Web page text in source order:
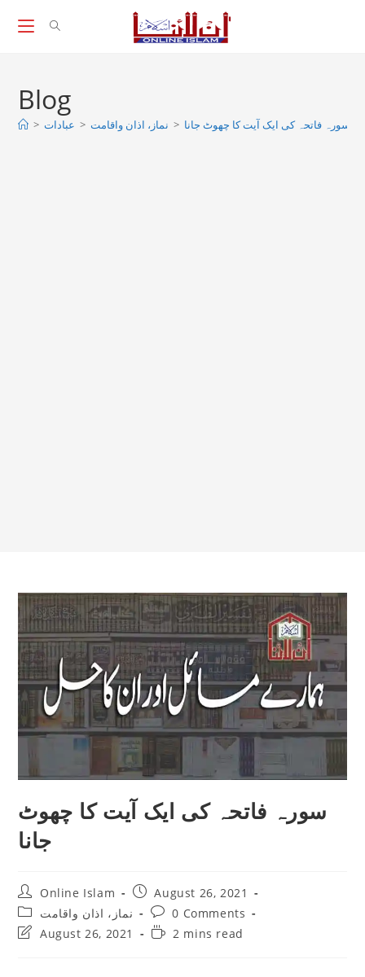
Blog
> عبادات > نماز، اذان واقامت > سورہ فاتحہ کی ایک آیت کا چھوٹ جانا
سورہ فاتحہ کی ایک آیت کا چھوٹ
جانا
Post
author:
Online Islam
Post
published:
August 26, 2021
Post
category:
نماز، اذان واقامت
Post
comments:
0 Comments
PostAugust 26, 2021
Reading2 mins read